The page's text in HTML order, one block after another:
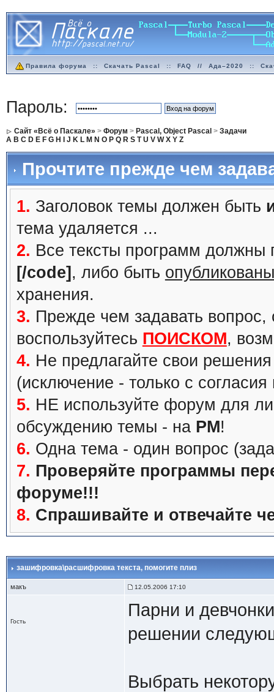
Правила форума :: Скачать Pascal :: FAQ // Ада–2020 ::
Пароль:
Сайт «Всё о Паскале» > Форум > Pascal, Object Pascal > Задачи
A B C D E F G H J K L M N O P Q R S T U V W X Y Z
Прочтите прежде чем
1. Заголовок темы должен быть
тема удаляется ...
2. Все тексты программ должны
[/code] , либо быть
хранения.
3. Прежде чем задавать вопрос,
воспользуйтесь ПОИСКОМ,
4. Не предлагайте свои
(исключение - только с
5. НЕ используйте форум для
обсуждению темы - на PM!
6. Одна тема - один вопрос
7. Проверяйте программы
форуме!!!
8. Спрашивайте и отвечайте
зашифровка\расшифровка текста, помогите плиз
макъ 12.05.2006 17:10
Гость
Парни и
решении
Выбрать